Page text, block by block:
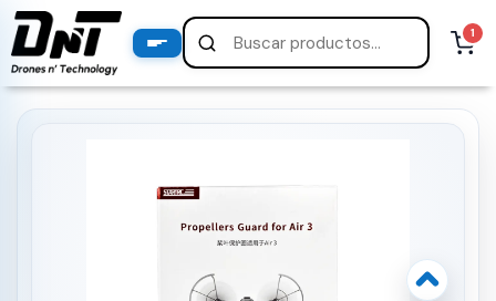
1
PRODUCTOS
productos destacados